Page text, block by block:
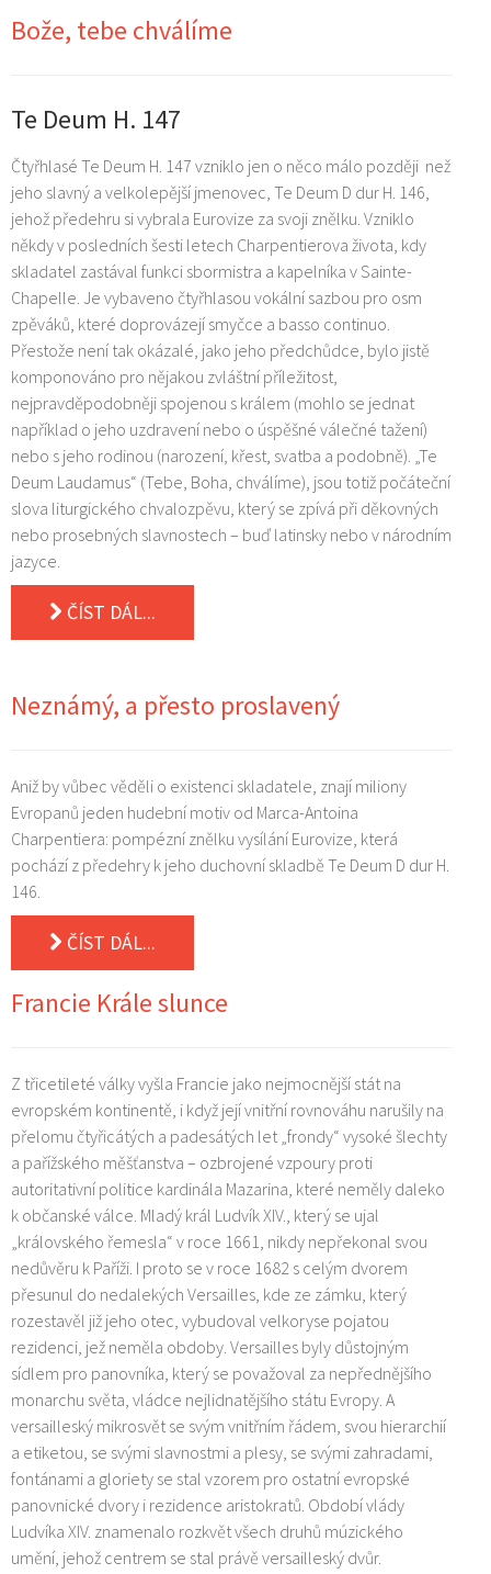
Bože, tebe chválíme
Te Deum H. 147
Čtyřhlasé Te Deum H. 147 vzniklo jen o něco málo později než
jeho slavný a velkolepější jmenovec, Te Deum D dur H. 146,
jehož předehru si vybrala Eurovize za svoji znělku. Vzniklo
někdy v posledních šesti letech Charpentierova života, kdy
skladatel zastával funkci sbormistra a kapelníka v Sainte-
Chapelle. Je vybaveno čtyřhlasou vokální sazbou pro osm
zpěváků, které doprovázejí smyčce a basso continuo.
Přestože není tak okázalé, jako jeho předchůdce, bylo jistě
komponováno pro nějakou zvláštní příležitost,
nejpravděpodobněji spojenou s králem (mohlo se jednat
například o jeho uzdravení nebo o úspěšné válečné tažení)
nebo s jeho rodinou (narození, křest, svatba a podobně). „Te
Deum Laudamus“ (Tebe, Boha, chválíme), jsou totiž počáteční
slova liturgického chvalozpěvu, který se zpívá při děkovných
nebo prosebných slavnostech – buď latinsky nebo v národním
jazyce.
ČÍST DÁL...
Neznámý, a přesto proslavený
Aniž by vůbec věděli o existenci skladatele, znají miliony
Evropanů jeden hudební motiv od Marca-Antoina
Charpentiera: pompézní znělku vysílání Eurovize, která
pochází z předehry k jeho duchovní skladbě Te Deum D dur H.
146.
ČÍST DÁL...
Francie Krále slunce
Z třicetileté války vyšla Francie jako nejmocnější stát na
evropském kontinentě, i když její vnitřní rovnováhu narušily na
přelomu čtyřicátých a padesátých let „frondy“ vysoké šlechty
a pařížského měšťanstva – ozbrojené vzpoury proti
autoritativní politice kardinála Mazarina, které neměly daleko
k občanské válce. Mladý král Ludvík XIV., který se ujal
„královského řemesla“ v roce 1661, nikdy nepřekonal svou
nedůvěru k Paříži. I proto se v roce 1682 s celým dvorem
přesunul do nedalekých Versailles, kde ze zámku, který
rozestavěl již jeho otec, vybudoval velkoryse pojatou
rezidenci, jež neměla obdoby. Versailles byly důstojným
sídlem pro panovníka, který se považoval za nepřednějšího
monarchu světa, vládce nejlidnatějšího státu Evropy. A
versailleský mikrosvět se svým vnitřním řádem, svou hierarchií
a etiketou, se svými slavnostmi a plesy, se svými zahradami,
fontánami a gloriety se stal vzorem pro ostatní evropské
panovnické dvory i rezidence aristokratů. Období vlády
Ludvíka XIV. znamenalo rozkvět všech druhů múzického
umění, jehož centrem se stal právě versailleský dvůr.
Komplikovaná osobnost
Mezi symfonií a symfonickou básní
Německo v prvé polovině 19. století